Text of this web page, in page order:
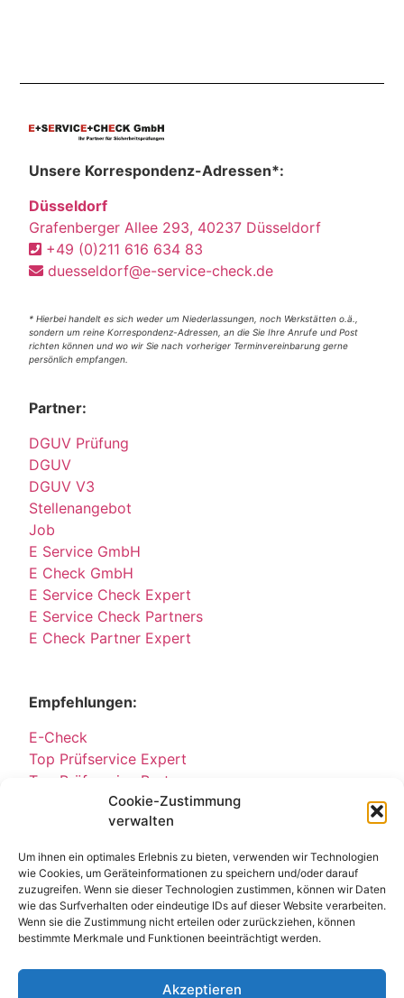
Cookie-Zustimmung
verwalten
Um ihnen ein optimales Erlebnis zu bieten, verwenden wir Technologien
wie Cookies, um Geräteinformationen zu speichern und/oder darauf
zuzugreifen. Wenn sie dieser Technologien zustimmen, können wir Daten
wie das Surfverhalten oder eindeutige IDs auf dieser Website verarbeiten.
Wenn sie die Zustimmung nicht erteilen oder zurückziehen, können
bestimmte Merkmale und Funktionen beeinträchtigt werden.
Akzeptieren
Unsere Korrespondenz-Adressen*:
Düsseldorf
Grafenberger Allee 293, 40237 Düsseldorf
+49 (0)211 616 634 83
duesseldorf@e-service-check.de
* Hierbei handelt es sich weder um Niederlassungen, noch Werkstätten o.ä.,
sondern um reine Korrespondenz-Adressen, an die Sie Ihre Anrufe und Post
richten können und wo wir Sie nach vorheriger Terminvereinbarung gerne
persönlich empfangen.
Partner:
DGUV Prüfung
DGUV
DGUV V3
Stellenangebot
Job
E Service GmbH
E Check GmbH
E Service Check Expert
E Service Check Partners
E Check Partner Expert
Empfehlungen:
E-Check
Top Prüfservice Expert
Top Prüfservice Partners
Top Prüfservice GmbH
Sicherheitsprüfungen Partners
Prüfung E-Check Expert
Prüfung elektrischer Anlagen